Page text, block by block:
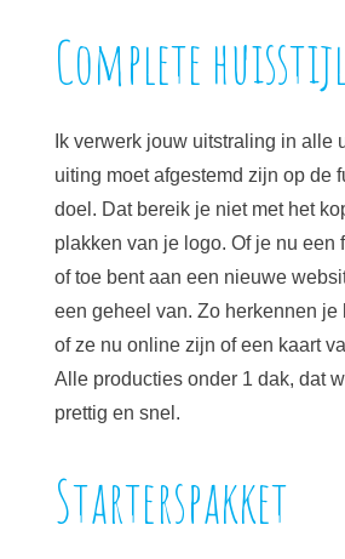
Complete huisstijl
Ik verwerk jouw uitstraling in alle
uiting moet afgestemd zijn op de
doel. Dat bereik je niet met het
plakken van je logo. Of je nu een
of toe bent aan een nieuwe
een geheel van. Zo herkennen je
of ze nu online zijn of een kaart
Alle producties onder 1 dak, dat
prettig en snel.
Starterspakket